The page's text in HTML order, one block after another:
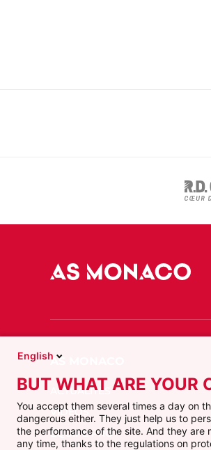
ACTUALITÉS
VIDÉOS
ÉQUIPE PRO
English
BUT WHAT ARE YOUR
You accept them several times a day on
dangerous either. They just help us to
the performance of the site. And they
any time, thanks to the regulations on